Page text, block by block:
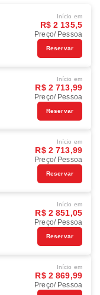
Início em
R$ 2 135,5
Preço/ Pessoa
Reservar
Início em
R$ 2 713,99
Preço/ Pessoa
Reservar
Início em
R$ 2 713,99
Preço/ Pessoa
Reservar
Início em
R$ 2 851,05
Preço/ Pessoa
Reservar
Início em
R$ 2 869,99
Preço/ Pessoa